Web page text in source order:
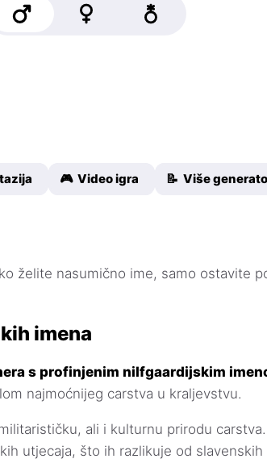
🎮 Video igra 📝 Više
želite nasumično ime, samo ostavite
imena
s profinjenim nilfgaardijskim
najmoćnijeg carstva u kraljevstvu.
ali i kulturnu prirodu
utjecaja, što ih razlikuje od